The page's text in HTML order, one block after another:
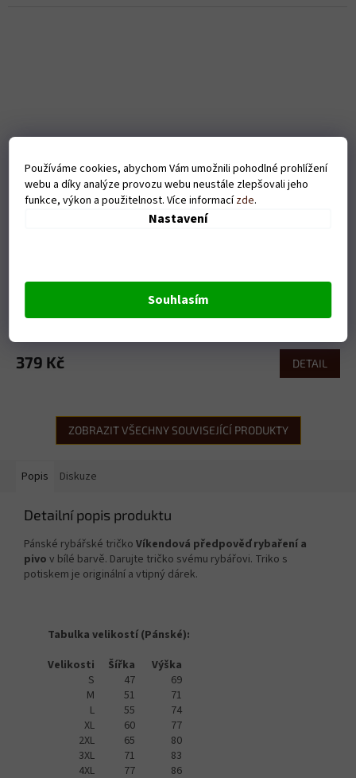
Používáme cookies, abychom Vám umožnili pohodlné prohlížení
webu a díky analýze provozu webu neustále zlepšovali jeho
funkce, výkon a použitelnost. Více informacízde.
Nastavení
Souhlasím
379 Kč DETAIL
ZOBRAZIT VŠECHNY SOUVISEJÍCÍ PRODUKTY
Popis Diskuze
Detailní popis produktu
Pánské rybářské tričko Víkendová předpověď rybaření a
pivo v bílé barvě. Darujte tričko svému rybářovi. Triko s
potiskem je originální a vtipný dárek.
Tabulka velikostí (Pánské):
Velikosti
Šířka
Výška
S
47
69
M
51
71
L
55
74
XL
60
77
2XL
65
80
3XL
71
83
4XL
77
86